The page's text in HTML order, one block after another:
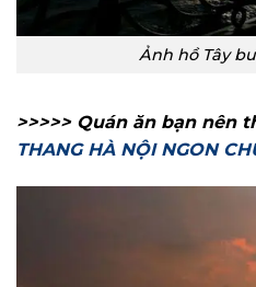
Ảnh hồ Tây
>>>>> Quán ăn bạn nên
THANG HÀ NỘI NGON